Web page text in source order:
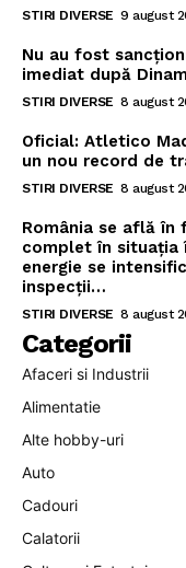
STIRI DIVERSE 9 august
Nu au fost
imediat după
STIRI DIVERSE 8 august
Oficial: Atletico
un nou record de
STIRI DIVERSE 8 august
România se află
complet în situația
energie se
inspecții…
STIRI DIVERSE 8 august
Categorii
Afaceri si Industrii
Alimentatie
Alte hobby-uri
Auto
Cadouri
Calatorii